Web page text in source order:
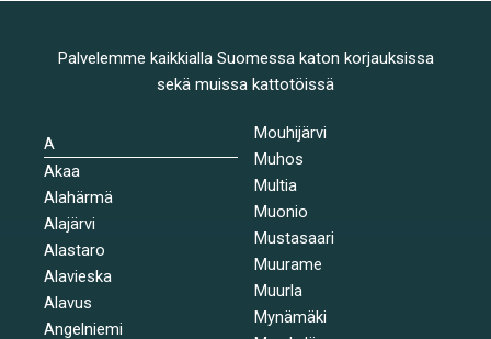
Palvelemme kaikkialla Suomessa katon korjauksissa
sekä muissa kattotöissä
A
Akaa
Alahärmä
Alajärvi
Alastaro
Alavieska
Alavus
Angelniemi
Mouhijärvi
Muhos
Multia
Muonio
Mustasaari
Muurame
Muurla
Mynämäki